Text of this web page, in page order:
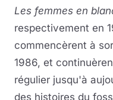
Les femmes en
respectivement en
commencèrent à
1986, et
régulier jusqu'à
des histoires du